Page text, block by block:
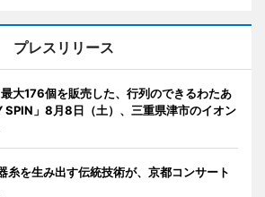
プレスリリース
最大176個を販売した、行列のできるわたあ
SPIN」8月8日（土）、三重県津市のイオン
を生み出す伝統技術が、京都コンサート